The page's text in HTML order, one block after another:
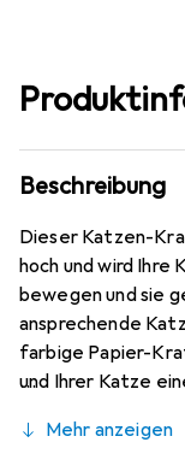
Beschreibung
Dieser Katzen-
hoch und wird Ihre
bewegen und sie
ansprechende
farbige Papier-
und Ihrer Katze
Ihrer Katze
Mehr anzeigen